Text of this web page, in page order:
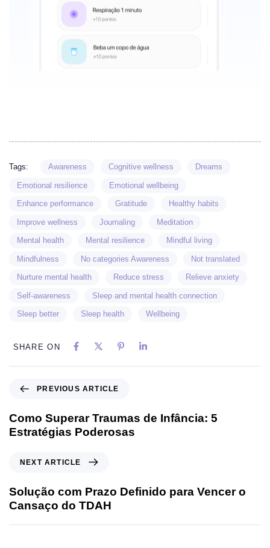
Tags: Awareness Cognitive wellness Dreams
Emotional resilience Emotional wellbeing
Enhance performance Gratitude Healthy habits
Improve wellness Journaling Meditation
Mental health Mental resilience Mindful living
Mindfulness No categories Awareness Not translated
Nurture mental health Reduce stress Relieve anxiety
Self-awareness Sleep and mental health connection
Sleep better Sleep health Wellbeing
SHARE ON
PREVIOUS ARTICLE
Como Superar Traumas de Infância: 5
Estratégias Poderosas
NEXT ARTICLE
Solução com Prazo Definido para Vencer o
Cansaço do TDAH